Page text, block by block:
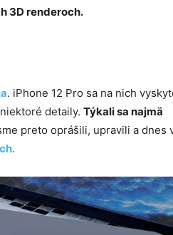
3D renderoch.
. iPhone 12 Pro sa na nich
detaily. Týkali sa najmä
preto oprášili, upravili a dnes
.